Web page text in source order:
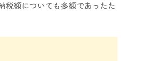
税額についても多額であったた